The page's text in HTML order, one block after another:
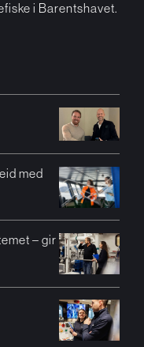
i Barentshavet.
med
– gir